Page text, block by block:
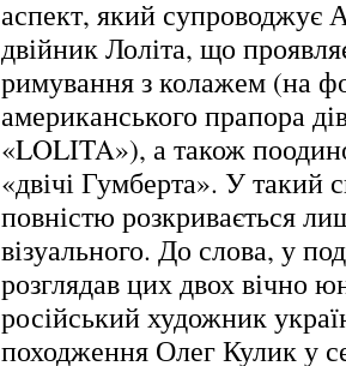
аспект, який супроводжує
двійник Лоліта, що
римування з колажем (на
американського прапора
«LOLITA»), а також
«двічі Гумберта». У такий
повністю розкривається
візуального. До слова, у
розглядав цих двох вічно
російський художник
походження Олег Кулик у